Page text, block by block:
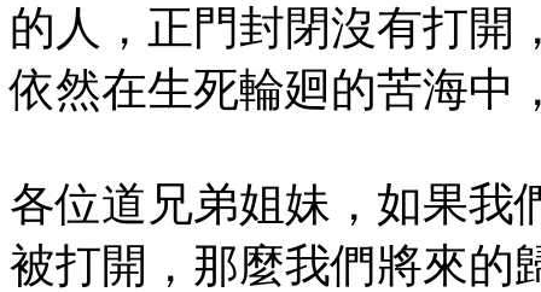
的人，正門封閉沒有打開
依然在生死輪廻的苦海中
各位道兄弟姐妹，如果我
被打開，那麼我們將來的